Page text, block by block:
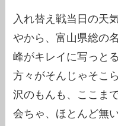
入れ替え戦当日の天
やから、富山県総の
峰がキレイに写っと
方々がそんじゃそこ
沢のもんも、ここま
会ちゃ、ほとんど無